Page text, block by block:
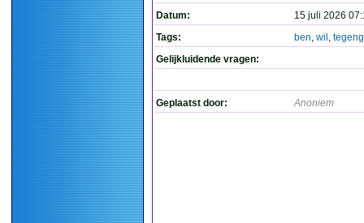
Datum:
15 juli 2026
Tags:
ben, wil ,
Gelijkluidende vragen:
Geplaatst door: Anoniem